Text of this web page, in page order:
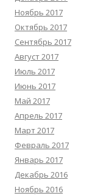
Ноябрь 2017
Октябрь 2017
Сентябрь 2017
Август 2017
Июль 2017
Июнь 2017
Май 2017
Апрель 2017
Март 2017
Февраль 2017
Январь 2017
Декабрь 2016
Ноябрь 2016